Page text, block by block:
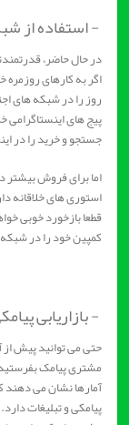
- استفاده از
در حال حاضر،
اگر به کارهای
روز را در شبکه های
پیج های اینستاگرامی
جستجو و خرید را در
اما برای فروش بیشتر
استوری های خلاقانه
قطعا بازخورد خوبی
کمپین خود را در شبکه
- بازاریابی پیامکی
حتی می توانید پیش از
مشتری پیامک
پیامکی و تبلیغات